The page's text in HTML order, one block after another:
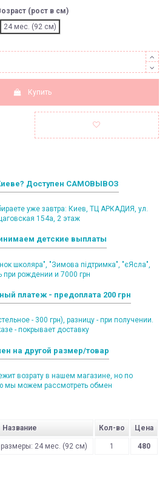
(рост в см)
24 мес. (92 см)
Купить
Доступен САМОВЫВОЗ
уже завтра: Киев, ТЦ АРКАДИЯ, ул.
154а, 2 этаж
детские выплаты
школяра", "Зимова підтримка", "єЯсла",
рождении и 7000 грн
платеж - предоплата 200 грн
- 300 грн), разницу - при получении.
- покрывает доставку
на другой размер/товар
возрату в нашем магазине, но по
мы можем рассмотреть обмен
Название Кол-во Цена
24 мес. (92 см) 1 480